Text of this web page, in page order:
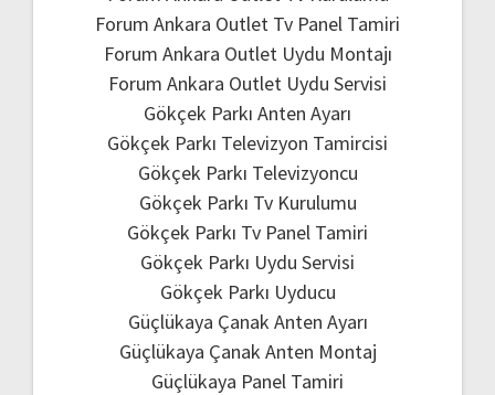
Forum Ankara Outlet Tv Panel Tamiri
Forum Ankara Outlet Uydu Montajı
Forum Ankara Outlet Uydu Servisi
Gökçek Parkı Anten Ayarı
Gökçek Parkı Televizyon Tamircisi
Gökçek Parkı Televizyoncu
Gökçek Parkı Tv Kurulumu
Gökçek Parkı Tv Panel Tamiri
Gökçek Parkı Uydu Servisi
Gökçek Parkı Uyducu
Güçlükaya Çanak Anten Ayarı
Güçlükaya Çanak Anten Montaj
Güçlükaya Panel Tamiri